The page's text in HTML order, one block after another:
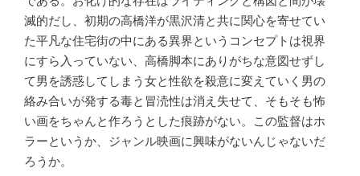
滅的だし、初期の高橋洋が黒沢清と共に関心を寄せてい
た平凡な住宅街の中にある異界というコンセプトは視界
にすら入っていない、高橋脚本にありがちな意図せずし
て男を誘惑してしまう女と性欲を殺意に変えていく男の
絡み合いが発する毒と冒涜性は消え失せて、そもそも怖
い画をちゃんと作ろうとした痕跡がない。この監督はホ
ラーというか、ジャンル映画に興味がないんじゃないだ
ろうか。